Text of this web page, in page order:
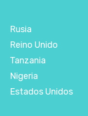
Rusia
Reino Unido
Tanzania
Nigeria
Estados Unidos